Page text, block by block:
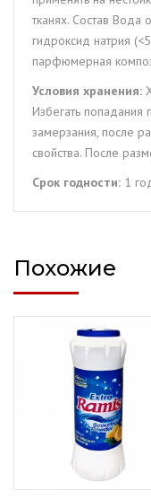
тканях. Состав Вода
гидроксид натрия
парфюмерная
Условия хранения:
Избегать
замерзания, после
свойства. После
Срок годности: 1
Похожие